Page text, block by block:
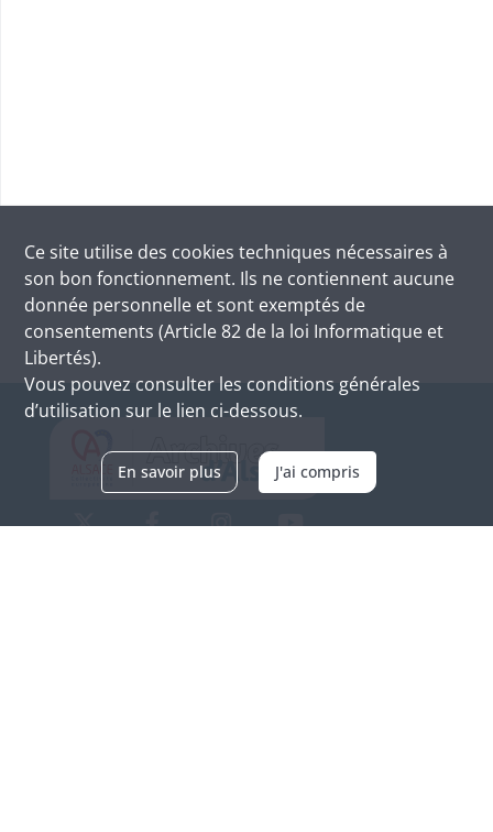
Ce site utilise des cookies techniques nécessaires à
son bon fonctionnement. Ils ne contiennent aucune
donnée personnelle et sont exemptés de
consentements (Article 82 de la loi Informatique et
Libertés).
Vous pouvez consulter les conditions générales
d’utilisation sur le lien ci-dessous.
En savoir plus J'ai compris